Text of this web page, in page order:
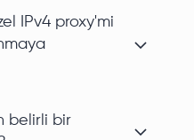
IPv4 proxy'mi
belirli bir